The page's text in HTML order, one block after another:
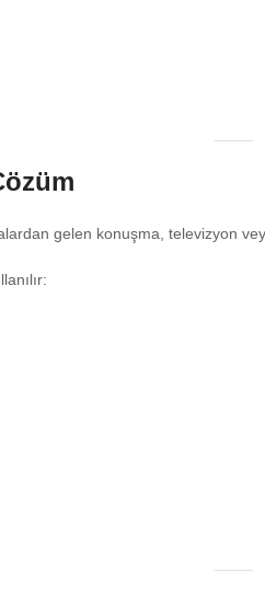
gelen konuşma, televizyon